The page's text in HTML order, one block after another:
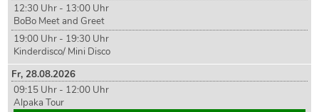
12:30 Uhr - 13:00 Uhr
BoBo Meet and Greet
19:00 Uhr - 19:30 Uhr
Kinderdisco/ Mini Disco
Fr,28.08.2026
09:15 Uhr - 12:00 Uhr
Alpaka Tour